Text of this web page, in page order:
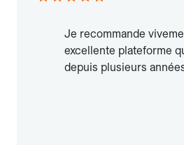
Je recommande
excellente plateforme
depuis plusieurs